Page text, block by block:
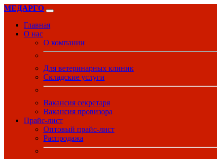
МЕДАРГО
Главная
О нас
О компании
Для ветеринарных клиник
Складские услуги
Вакансия секретаря
Вакансия провизора
Прайс-лист
Оптовый прайс-лист
Распродажа